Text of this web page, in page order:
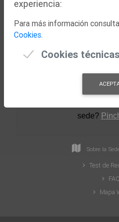
sede?
Sobre la
Test de
FAQ
Mapa
experiencia:
Para más información
Cookies.
Cookies técnicas